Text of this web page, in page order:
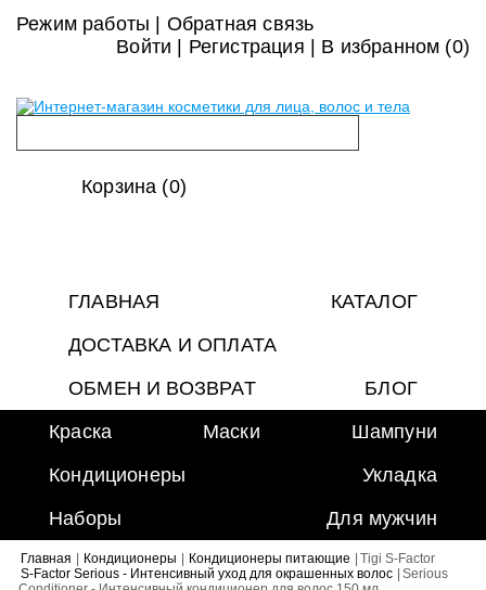
Режим работы
Обратная связь
Войти
Регистрация В избранном (0)
Корзина (0)
ГЛАВНАЯ
КАТАЛОГ
ДОСТАВКА И ОПЛАТА
ОБМЕН И ВОЗВРАТ
БЛОГ
Краска
Маски
Шампуни
Кондиционеры
Укладка
Наборы
Для мужчин
Главная Кондиционеры Кондиционеры питающие
S-Factor Serious - Интенсивный уход для окрашенных волос
Tigi S-Factor
Serious